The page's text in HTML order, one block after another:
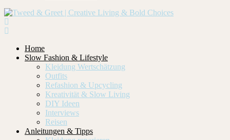
Home
Slow Fashion & Lifestyle
Kleidung Wertschätzung
Outfits
Refashion & Upcycling
Kreativität & Slow Living
DIY Ideen
Interviews
Reisen
Anleitungen & Tipps